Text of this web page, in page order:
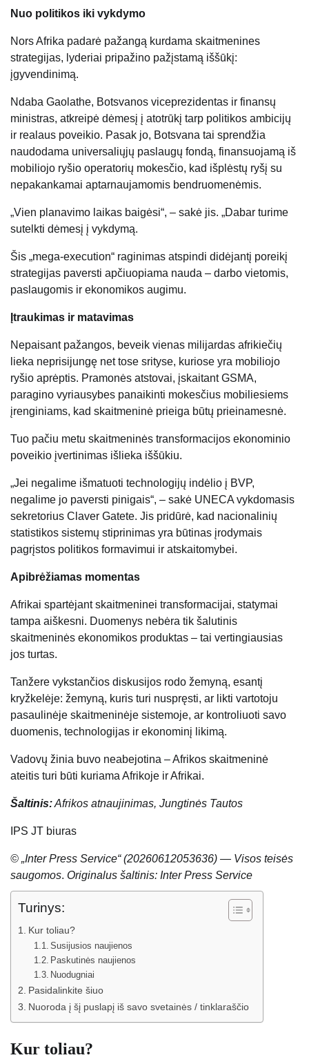
Nuo politikos iki vykdymo
Nors Afrika padarė pažangą kurdama skaitmenines
strategijas, lyderiai pripažino pažįstamą iššūkį:
įgyvendinimą.
Ndaba Gaolathe, Botsvanos viceprezidentas ir finansų
ministras, atkreipė dėmesį į atotrūkį tarp politikos ambicijų
ir realaus poveikio. Pasak jo, Botsvana tai sprendžia
naudodama universaliųjų paslaugų fondą, finansuojamą iš
mobiliojo ryšio operatorių mokesčio, kad išplėstų ryšį su
nepakankamai aptarnaujamomis bendruomenėmis.
„Vien planavimo laikas baigėsi“, – sakė jis. „Dabar turime
sutelkti dėmesį į vykdymą.
Šis „mega-execution“ raginimas atspindi didėjantį poreikį
strategijas paversti apčiuopiama nauda – darbo vietomis,
paslaugomis ir ekonomikos augimu.
Įtraukimas ir matavimas
Nepaisant pažangos, beveik vienas milijardas afrikiečių
lieka neprisijungę net tose srityse, kuriose yra mobiliojo
ryšio aprėptis. Pramonės atstovai, įskaitant GSMA,
paragino vyriausybes panaikinti mokesčius mobiliesiems
įrenginiams, kad skaitmeninė prieiga būtų prieinamesnė.
Tuo pačiu metu skaitmeninės transformacijos ekonominio
poveikio įvertinimas išlieka iššūkiu.
„Jei negalime išmatuoti technologijų indėlio į BVP,
negalime jo paversti pinigais“, – sakė UNECA vykdomasis
sekretorius Claver Gatete. Jis pridūrė, kad nacionalinių
statistikos sistemų stiprinimas yra būtinas įrodymais
pagrįstos politikos formavimui ir atskaitomybei.
Apibrėžiamas momentas
Afrikai spartėjant skaitmeninei transformacijai, statymai
tampa aiškesni. Duomenys nebėra tik šalutinis
skaitmeninės ekonomikos produktas – tai vertingiausias
jos turtas.
Tanžere vykstančios diskusijos rodo žemyną, esantį
kryžkelėje: žemyną, kuris turi nuspręsti, ar likti vartotoju
pasaulinėje skaitmeninėje sistemoje, ar kontroliuoti savo
duomenis, technologijas ir ekonominį likimą.
Vadovų žinia buvo neabejotina – Afrikos skaitmeninė
ateitis turi būti kuriama Afrikoje ir Afrikai.
Šaltinis:Afrikos atnaujinimas, Jungtinės Tautos
IPS JT biuras
© „Inter Press Service“ (20260612053636) — Visos teisės
saugomos. Originalus šaltinis: Inter Press Service
Turinys:
Kur toliau?
Susijusios naujienos
Paskutinės naujienos
Nuodugniai
Pasidalinkite šiuo
Nuoroda į šį puslapį iš savo svetainės / tinklaraščio
Kur toliau?